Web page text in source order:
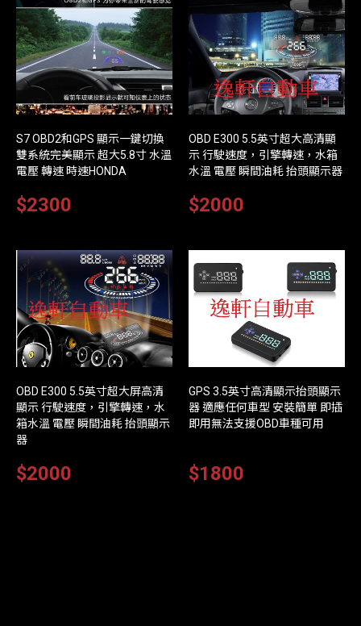
S7 OBD2和GPS 顯示一鍵切換
雙系統完美顯示 超大5.8寸 水溫
電壓 轉速 時速HONDA
$2300
OBD E300 5.5英寸超大高清顯
示 行駛速度，引擎轉速，水箱
水溫 電壓 瞬間油耗 抬頭顯示器
$2000
OBD E300 5.5英寸超大屏高清
顯示 行駛速度，引擎轉速，水
箱水溫 電壓 瞬間油耗 抬頭顯示
器
$2000
GPS 3.5英寸高清顯示抬頭顯示
器 適應任何車型 安裝簡單 即插
即用無法支援OBD車種可用
$1800